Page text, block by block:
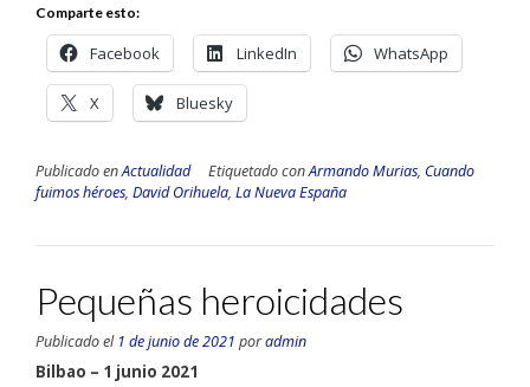
Comparte esto:
Facebook LinkedIn WhatsApp
X Bluesky
Publicado enActualidad Etiquetado conArmando Murias, Cuando
fuimos héroes, David Orihuela, La Nueva España
Pequeñas heroicidades
Publicado el 1 de junio de 2021 poradmin
Bilbao – 1 junio 2021